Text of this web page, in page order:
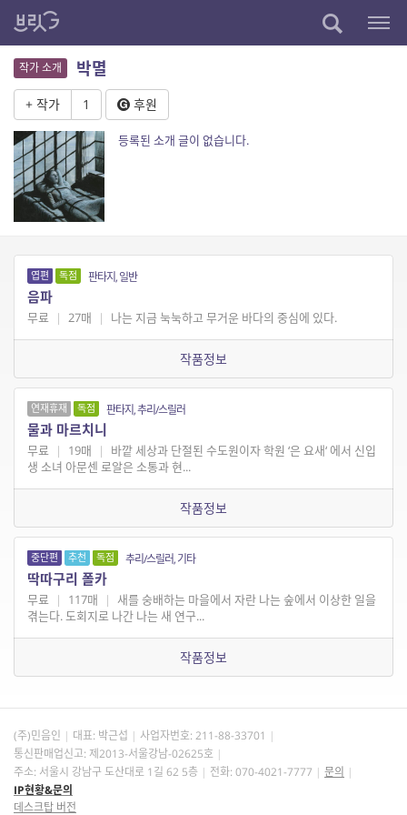
작가 소개 박멸
+ 작가 1 후원
등록된 소개 글이 없습니다.
엽편 독점 판타지, 일반
음파
무료 | 27매 | 나는 지금 눅눅하고 무거운 바다의 중심에 있다.
작품정보
연재휴재 독점 판타지, 추리/스릴러
물과 마르치니
무료 | 19매 |
바깥 세상과 단절된 수도원이자 학원 ‘은 요새‘ 에서 신입
생 소녀 아문센 로알은 소통과 현...
작품정보
중단편 추천 독점 추리/스릴러, 기타
딱따구리 폴카
무료 | 117매 |
새를 숭배하는 마을에서 자란 나는 숲에서 이상한 일을
겪는다. 도회지로 나간 나는 새 연구...
작품정보
(주)민음인 대표: 박근섭 사업자번호: 211-88-33701
통신판매업신고: 제2013-서울강남-02625호
주소: 서울시 강남구 도산대로 1길 62 5층
전화: 070-4021-7777
문의
IP현황&문의
데스크탑 버전